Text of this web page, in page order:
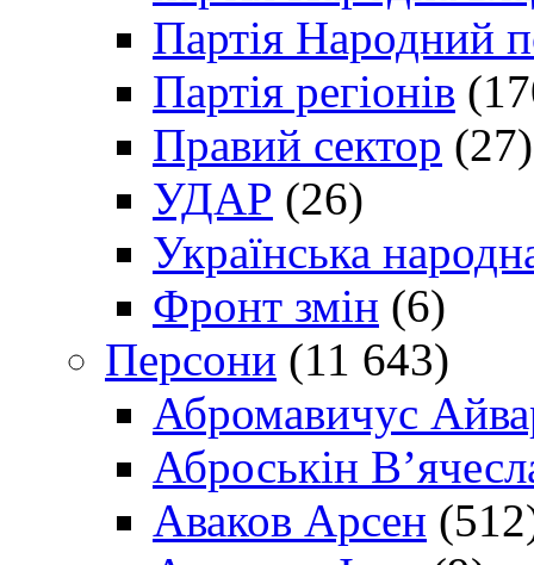
Партія Народний
Партія регіонів
Правий сектор (27)
УДАР (26)
Українська
Фронт змін (6)
Персони (11 643)
Абромавичус
Аброськін
Аваков Арсен